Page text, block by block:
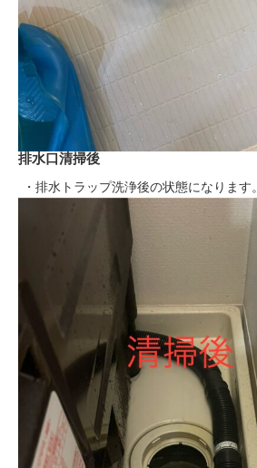
排水口清掃後
・排水トラップ洗浄後の状態になります。